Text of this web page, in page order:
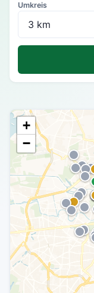
Umkreis
+
−